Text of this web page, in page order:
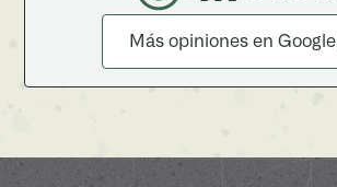
Más opiniones en Google